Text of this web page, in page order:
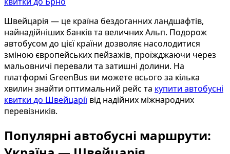
Швейцарія — це країна бездоганних ландшафтів,
найнадійніших банків та величних Альп. Подорож
автобусом до цієї країни дозволяє насолодитися
зміною європейських пейзажів, проїжджаючи через
мальовничі перевали та затишні долини. На
платформі GreenBus ви можете всього за кілька
хвилин знайти оптимальний рейс та купити автобусні
квитки до Швейцаріївід надійних міжнародних
перевізників.
Популярні автобусні маршрути: